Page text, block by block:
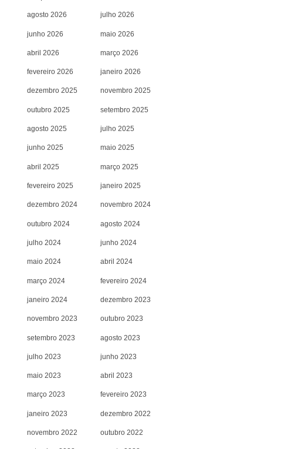
agosto 2026 julho 2026
junho 2026 maio 2026
abril 2026 março 2026
fevereiro 2026 janeiro 2026
dezembro 2025 novembro 2025
outubro 2025 setembro 2025
agosto 2025 julho 2025
junho 2025 maio 2025
abril 2025 março 2025
fevereiro 2025 janeiro 2025
dezembro 2024 novembro 2024
outubro 2024 agosto 2024
julho 2024 junho 2024
maio 2024 abril 2024
março 2024 fevereiro 2024
janeiro 2024 dezembro 2023
novembro 2023 outubro 2023
setembro 2023 agosto 2023
julho 2023 junho 2023
maio 2023 abril 2023
março 2023 fevereiro 2023
janeiro 2023 dezembro 2022
novembro 2022 outubro 2022